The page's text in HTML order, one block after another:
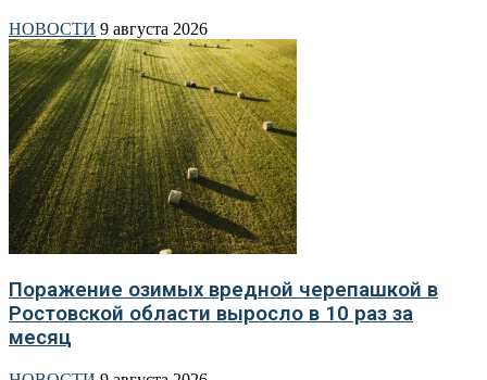
НОВОСТИ 9 августа 2026
Поражение озимых вредной черепашкой в
Ростовской области выросло в 10 раз за
месяц